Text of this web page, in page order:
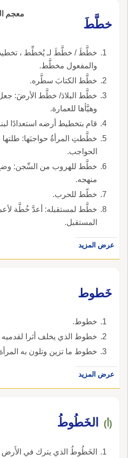
معجم
خطَّطَ
خطَّطَ / خطَّطَ لـ يُخطِّط ،
والمفعول مخطَّط.
خطَّط الكتابَ سطَّره.
خطَّط البلادَ/ خطَّط الأرضَ:
وهيَّأها للعمارة.
قام بتخطيط أرضه استعدادًا
خطَّطتِ المرأةُ حواجبَها:
الحواجب.
خطَّط للهروب من السِّجن:
منهجه.
خطّط للحرب.
خطَّط لمستقبله: أعدَّ خُطَّة
المستقبل.
عرض المزيد
خَطوط
خطوط.
خطوط الذي يخلف أثرا
خطوط ما تزين وتلون به
عرض المزيد
(أ) الخَطُوطُ
الخَطُوطُ الذي يترك في